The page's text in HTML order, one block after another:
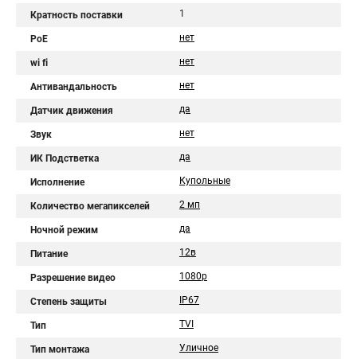
Кратность поставки 1
PoE нет
wi fi нет
Антивандальность нет
Датчик движения да
Звук нет
ИК Подстветка да
Исполнение Купольные
Количество мегапикселей 2 мп
Ночной режим да
Питание 12в
Разрешение видео 1080p
Степень защиты IP67
Тип TVI
Тип монтажа Уличное